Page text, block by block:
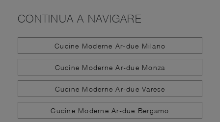
CONTINUA A NAVIGARE
Cucine Moderne Ar-due Milano
Cucine Moderne Ar-due Monza
Cucine Moderne Ar-due Varese
Cucine Moderne Ar-due Bergamo